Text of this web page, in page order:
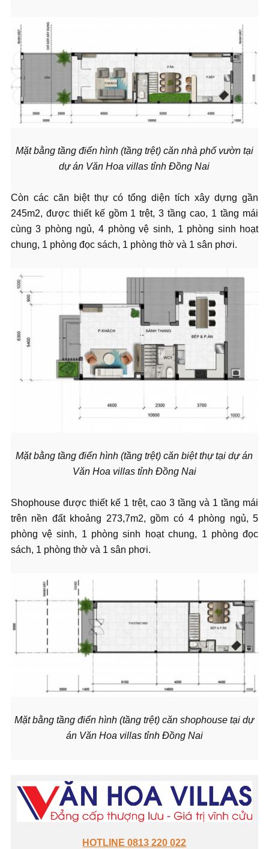
Mặt bằng tầng điển hình (tầng trệt) căn nhà phố vườn tại
dự án Văn Hoa villas tỉnh Đồng Nai
Còn các căn biệt thự có tổng diện tích xây dựng gần
245m2, được thiết kế gồm 1 trệt, 3 tầng cao, 1 tầng mái
cùng 3 phòng ngủ, 4 phòng vệ sinh, 1 phòng sinh hoạt
chung, 1 phòng đọc sách, 1 phòng thờ và 1 sân phơi.
Mặt bằng tầng điển hình (tầng trệt) căn biệt thự tại dự án
Văn Hoa villas tỉnh Đồng Nai
Shophouse được thiết kế 1 trệt, cao 3 tầng và 1 tầng mái
trên nền đất khoảng 273,7m2, gồm có 4 phòng ngủ, 5
phòng vệ sinh, 1 phòng sinh hoạt chung, 1 phòng đọc
sách, 1 phòng thờ và 1 sân phơi.
Mặt bằng tầng điển hình (tầng trệt) căn shophouse tại dự
án Văn Hoa villas tỉnh Đồng Nai
HOTLINE0813 220 022